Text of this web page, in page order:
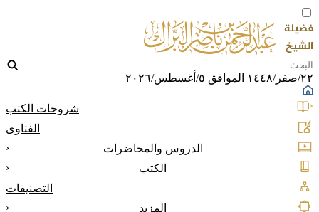
٢٢/صفر/١٤٤٨ الموافق ٥/أغسطس/٢٠٢٦
شروحات الكتب
الفتاوى
الدروس والمحاضرات
‹
الكتب
‹
التصنيفات
المزيد
‹